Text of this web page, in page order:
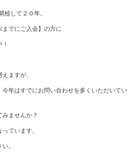
校して２０年。
までにご入会】の方に
ますが、
今年はすでにお問い合わせを多くいただいてい
ませんか？
ています。
。